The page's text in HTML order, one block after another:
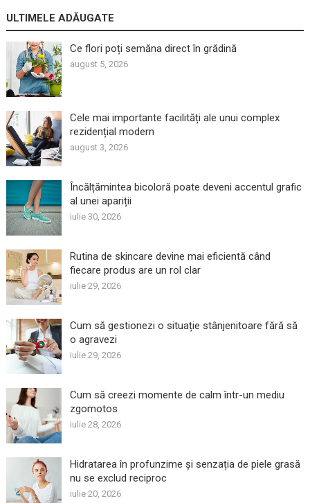
ULTIMELE ADĂUGATE
Ce flori poți semăna direct în grădină
august 5, 2026
Cele mai importante facilități ale unui complex
rezidențial modern
august 3, 2026
Încălțămintea bicoloră poate deveni accentul grafic
al unei apariții
iulie 30, 2026
Rutina de skincare devine mai eficientă când
fiecare produs are un rol clar
iulie 29, 2026
Cum să gestionezi o situație stânjenitoare fără să
o agravezi
iulie 29, 2026
Cum să creezi momente de calm într-un mediu
zgomotos
iulie 28, 2026
Hidratarea în profunzime și senzația de piele grasă
nu se exclud reciproc
iulie 20, 2026